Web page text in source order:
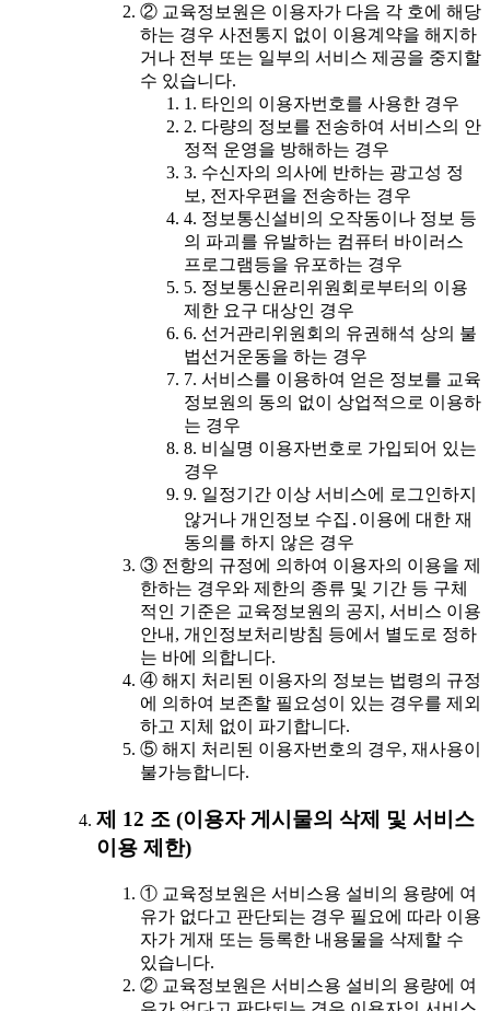
② 교육정보원은 이용자가 다음 각 호에 해당
하는 경우 사전통지 없이 이용계약을 해지하
거나 전부 또는 일부의 서비스 제공을 중지할
수 있습니다.
1. 타인의 이용자번호를 사용한 경우
2. 다량의 정보를 전송하여 서비스의 안
정적 운영을 방해하는 경우
3. 수신자의 의사에 반하는 광고성 정
보, 전자우편을 전송하는 경우
4. 정보통신설비의 오작동이나 정보 등
의 파괴를 유발하는 컴퓨터 바이러스
프로그램등을 유포하는 경우
5. 정보통신윤리위원회로부터의 이용
제한 요구 대상인 경우
6. 선거관리위원회의 유권해석 상의 불
법선거운동을 하는 경우
7. 서비스를 이용하여 얻은 정보를 교육
정보원의 동의 없이 상업적으로 이용하
는 경우
8. 비실명 이용자번호로 가입되어 있는
경우
9. 일정기간 이상 서비스에 로그인하지
않거나 개인정보 수집․이용에 대한 재
동의를 하지 않은 경우
③ 전항의 규정에 의하여 이용자의 이용을 제
한하는 경우와 제한의 종류 및 기간 등 구체
적인 기준은 교육정보원의 공지, 서비스 이용
안내, 개인정보처리방침 등에서 별도로 정하
는 바에 의합니다.
④ 해지 처리된 이용자의 정보는 법령의 규정
에 의하여 보존할 필요성이 있는 경우를 제외
하고 지체 없이 파기합니다.
⑤ 해지 처리된 이용자번호의 경우, 재사용이
불가능합니다.
제 12 조 (이용자 게시물의 삭제 및 서비스
이용 제한)
① 교육정보원은 서비스용 설비의 용량에 여
유가 없다고 판단되는 경우 필요에 따라 이용
자가 게재 또는 등록한 내용물을 삭제할 수
있습니다.
② 교육정보원은 서비스용 설비의 용량에 여